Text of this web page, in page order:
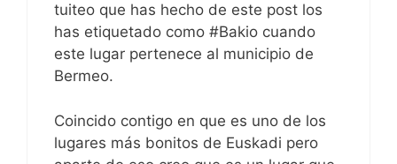
tuiteo que has hecho de este post los
has etiquetado como #Bakio cuando
este lugar pertenece al municipio de
Bermeo.
Coincido contigo en que es uno de los
lugares más bonitos de Euskadi pero